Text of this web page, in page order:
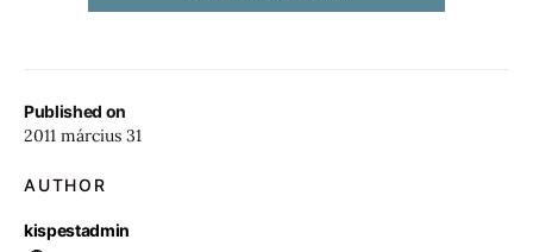
Published on
2011 március 31
AUTHOR
kispestadmin